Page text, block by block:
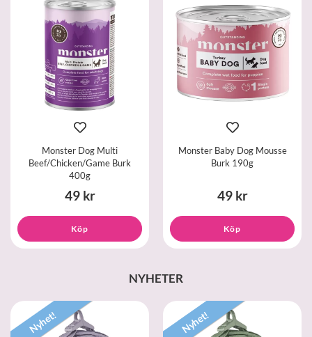
Monster Dog Multi
Beef/Chicken/Game Burk
400g
49 kr
Köp
Monster Baby Dog Mousse
Burk 190g
49 kr
Köp
NYHETER
Nyhet! Nyhet!